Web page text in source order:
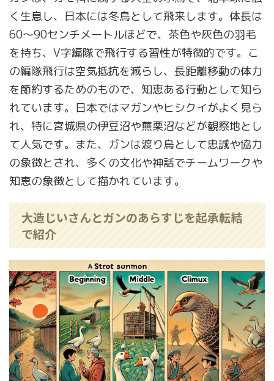
く生息し、日本には冬鳥として飛来します。体長は
60～90センチメートルほどで、茶色や灰色の羽毛
を持ち、V字編隊で飛行する習性が特徴的です。こ
の編隊飛行は空気抵抗を減らし、長距離移動の体力
を節約するためのもので、知恵ある行動として知ら
れています。日本ではマガンやヒシクイがよく見ら
れ、特に宮城県の伊豆沼や蕪栗沼などが観察地とし
て人気です。また、ガンは渡り鳥として忠誠や協力
の象徴とされ、多くの文化や神話でチームワークや
知恵の象徴として描かれています。
大造じいさんとガンのあらすじを起承転結
で紹介